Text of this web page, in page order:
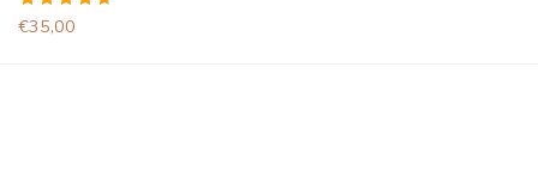
Avaliação
4.67de 5
€35,00